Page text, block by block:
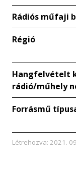
Rádiós műfaji
Régió
Hangfelvételt
rádió/műhely
Forrásmű
Létrehozva: 2021.